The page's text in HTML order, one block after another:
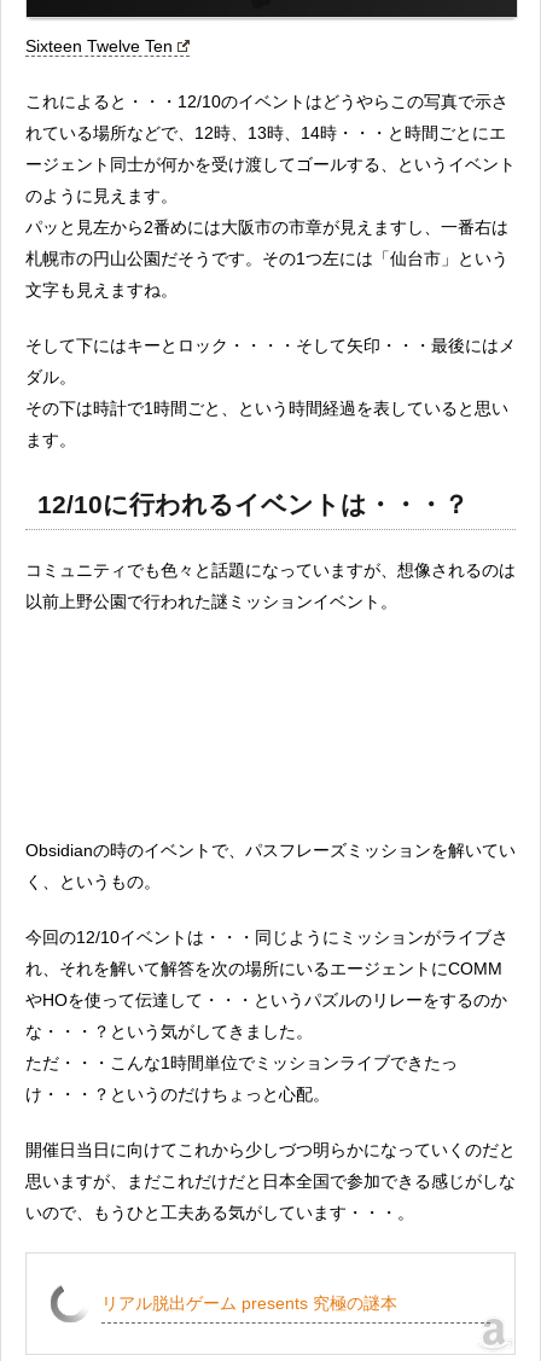
Sixteen Twelve Ten
これによると・・・12/10のイベントはどうやらこの写真で示さ
れている場所などで、12時、13時、14時・・・と時間ごとにエ
ージェント同士が何かを受け渡してゴールする、というイベント
のように見えます。
パッと見左から2番めには大阪市の市章が見えますし、一番右は
札幌市の円山公園だそうです。その1つ左には「仙台市」という
文字も見えますね。
そして下にはキーとロック・・・・そして矢印・・・最後にはメ
ダル。
その下は時計で1時間ごと、という時間経過を表していると思い
ます。
12/10に行われるイベントは・・・？
コミュニティでも色々と話題になっていますが、想像されるのは
以前上野公園で行われた謎ミッションイベント。
Obsidianの時のイベントで、パスフレーズミッションを解いてい
く、というもの。
今回の12/10イベントは・・・同じようにミッションがライブさ
れ、それを解いて解答を次の場所にいるエージェントにCOMM
やHOを使って伝達して・・・というパズルのリレーをするのか
な・・・？という気がしてきました。
ただ・・・こんな1時間単位でミッションライブできたっ
け・・・？というのだけちょっと心配。
開催日当日に向けてこれから少しづつ明らかになっていくのだと
思いますが、まだこれだけだと日本全国で参加できる感じがしな
いので、もうひと工夫ある気がしています・・・。
リアル脱出ゲーム presents 究極の謎本